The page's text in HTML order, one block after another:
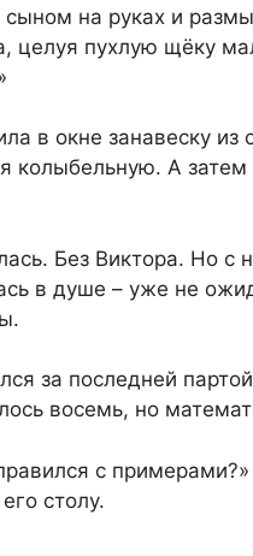
на руках и
целуя пухлую щёку
в окне занавеску из
колыбельную. А затем
Без Виктора. Но
в душе – уже не
за последней
восемь, но
с
столу.